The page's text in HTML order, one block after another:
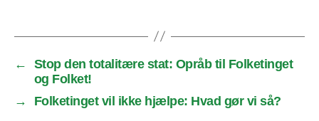
←
Stop den totalitære stat: Opråb til Folketinget
og Folket!
→
Folketinget vil ikke hjælpe: Hvad gør vi så?